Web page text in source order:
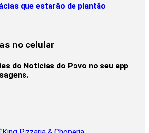
que estarão de plantão
no celular
do Notícias do Povo no seu app